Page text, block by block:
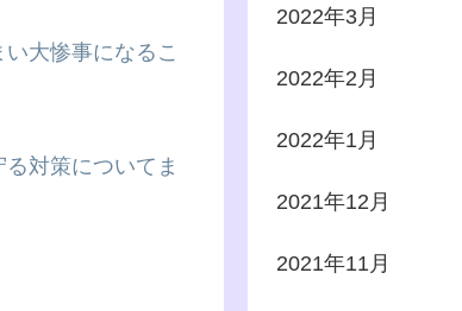
大惨事になるこ
対策についてま
2022年3月
2022年2月
2022年1月
2021年12月
2021年11月